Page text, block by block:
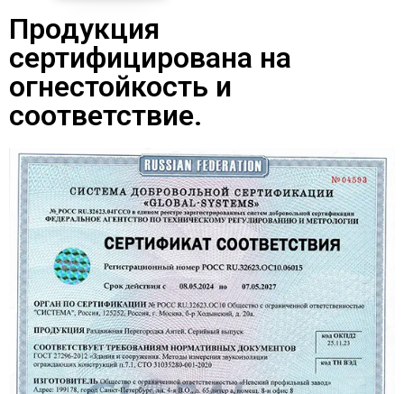
Продукция
сертифицирована на
огнестойкость и
соответствие.